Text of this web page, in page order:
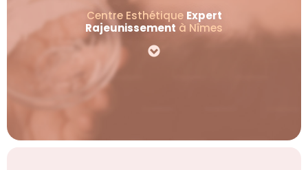
Centre Esthétique Expert
Rajeunissement à Nîmes